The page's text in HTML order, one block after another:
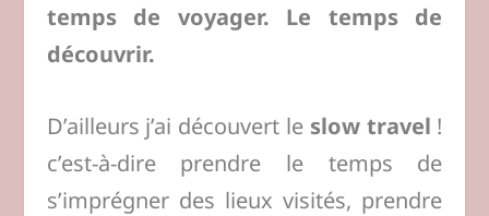
temps de voyager. Le temps de
découvrir.
D’ailleurs j’ai découvert le slow travel !
c’est-à-dire prendre le temps de
s’imprégner des lieux visités, prendre